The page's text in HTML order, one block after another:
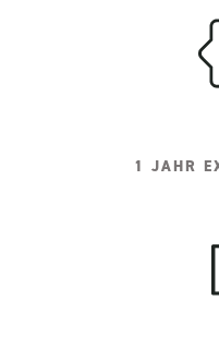
1 JAHR